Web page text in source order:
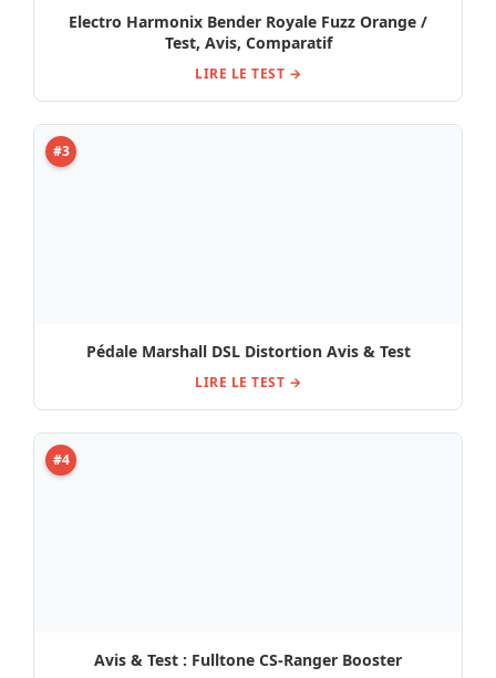
Electro Harmonix Bender Royale Fuzz Orange /
Test, Avis, Comparatif
LIRE LE TEST →
#3
Pédale Marshall DSL Distortion Avis & Test
LIRE LE TEST →
#4
Avis & Test : Fulltone CS-Ranger Booster